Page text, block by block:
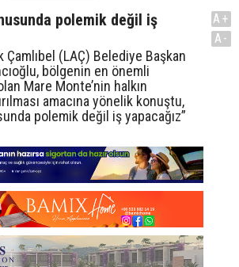
polemik değil iş
Çamlıbel (LAÇ) Belediye Başkan
bölgenin en önemli
Mare Monte’nin halkın
amacına yönelik konuştu,
polemik değil iş yapacağız”
A+
A-